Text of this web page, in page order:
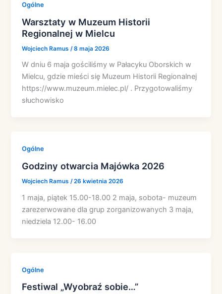
Ogólne
Warsztaty w Muzeum Historii
Regionalnej w Mielcu
Wojciech Ramus /8 maja 2026
W dniu 6 maja gościliśmy w Pałacyku Oborskich w
Mielcu, gdzie mieści się Muzeum Historii Regionalnej
https://www.muzeum.mielec.pl/ . Przygotowaliśmy
słuchowisko
Ogólne
Godziny otwarcia Majówka 2026
Wojciech Ramus/26 kwietnia 2026
1 maja, piątek 15.00-18.00 2 maja, sobota- muzeum
zarezerwowane dla grup zorganizowanych 3 maja,
niedziela 12.00- 16.00
Ogólne
Festiwal „Wyobraź sobie…”